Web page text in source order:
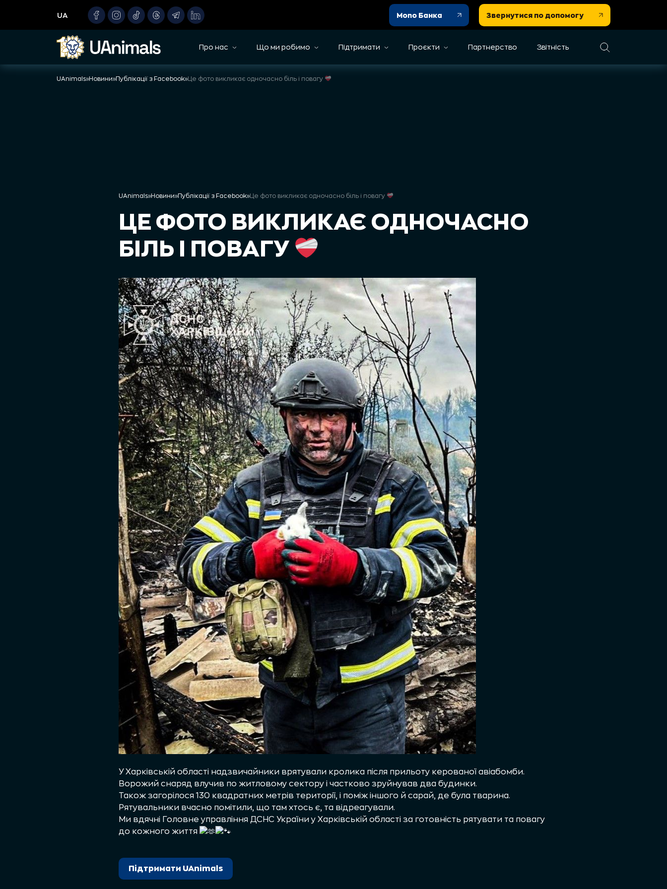
content
UA Mono Банка Звернутися по допомогу
Про нас Що ми робимо Підтримати Проєкти Партнерство Звітність
UAnimals»Новини»Публікації з Facebook» Це фото викликає одночасно біль і повагу
UAnimals»Новини»Публікації з Facebook» Це фото викликає одночасно біль і повагу
ЦЕ ФОТО ВИКЛИКАЄ ОДНОЧАСНО
БІЛЬ І ПОВАГУ
У Харківській області надзвичайники врятували кролика після прильоту керованої авіабомби.
Ворожий снаряд влучив по житловому сектору і частково зруйнував два будинки.
Також загорілося 130 квадратних метрів території, і поміж іншого й сарай, де була тварина.
Рятувальники вчасно помітили, що там хтось є, та відреагували.
Ми вдячні Головне управління ДСНС України у Харківській області за готовність рятувати та повагу
до кожного життя
Підтримати UAnimals